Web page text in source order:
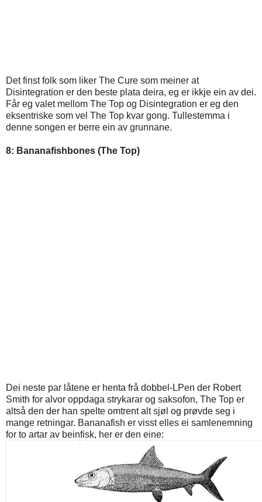
Det finst folk som liker The Cure som meiner at
Disintegration er den beste plata deira, eg er ikkje ein av dei.
Får eg valet mellom The Top og Disintegration er eg den
eksentriske som vel The Top kvar gong. Tullestemma i
denne songen er berre ein av grunnane.
8: Bananafishbones (The Top)
Dei neste par låtene er henta frå dobbel-LPen der Robert
Smith for alvor oppdaga strykarar og saksofon, The Top er
altså den der han spelte omtrent alt sjøl og prøvde seg i
mange retningar. Bananafish er visst elles ei samlenemning
for to artar av beinfisk, her er den eine: